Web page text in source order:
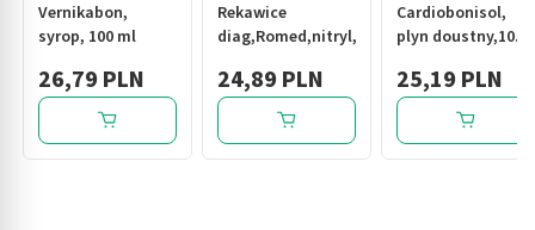
Vernikabon,
syrop, 100 ml
26,79 PLN
Rekawice
diag,Romed,nitryl,n/jal,b/
24,89 PLN
Cardiobonisol,
plyn doustny,100
25,19 PLN